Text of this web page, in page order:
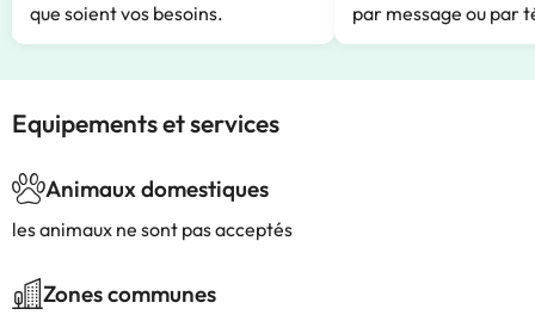
que soient vos besoins.
par message ou par
Equipements et services
Animaux domestiques
les animaux ne sont pas acceptés
Zones communes